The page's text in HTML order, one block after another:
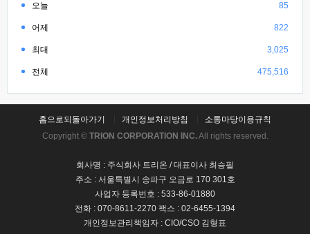
오늘 85
어제 822
최대 3,025
전체 475,516
홈으로되돌아가기 개인정보처리방침
소통마당이용규칙
Copyright © TRION CORPORATION INC.All rights reserved.
회사명 : 주식회사 트리온 / 대표이사 최승필
주소 : 서울특별시 송파구 오금로 170 301호
사업자 등록번호 : 533-86-01880
전화 : 070-8611-2270 팩스 : 02-6455-1394
개인정보관리책임자 : CIO/CSO 김형표